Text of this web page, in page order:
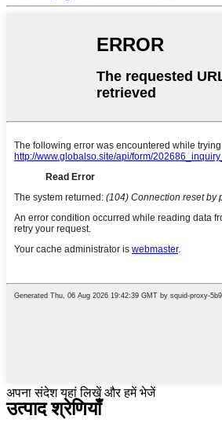
अपना संदेश यहां लिखें और हमें भेजें
उत्पाद श्रेणियाँ